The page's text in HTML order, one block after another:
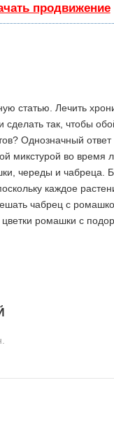
продвижение
статью. Лечить
так, чтобы
Однозначный
микстурой во время
череды и чабреца.
каждое
чабрец с
ромашки с